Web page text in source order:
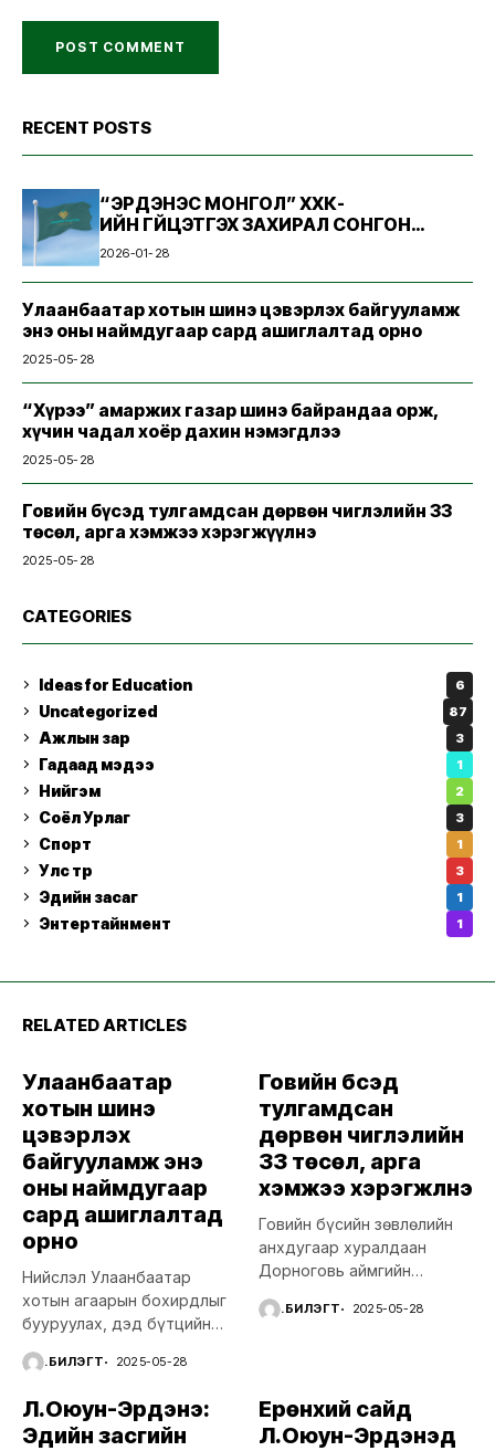
RECENT POSTS
“ЭРДЭНЭС МОНГОЛ” ХХК-
ИЙН ГҮЙЦЭТГЭХ ЗАХИРАЛ СОНГОН
ШАЛГАРУУЛАХ ЗАР
2026-01-28
Улаанбаатар хотын шинэ цэвэрлэх байгууламж
энэ оны наймдугаар сард ашиглалтад орно
2025-05-28
“Хүрээ” амаржих газар шинэ байрандаа орж,
хүчин чадал хоёр дахин нэмэгдлээ
2025-05-28
Говийн бүсэд тулгамдсан дөрвөн чиглэлийн 33
төсөл, арга хэмжээ хэрэгжүүлнэ
2025-05-28
CATEGORIES
Ideas for Education 6
Uncategorized 87
Ажлын зар 3
Гадаад мэдээ 1
Нийгэм 2
Соёл Урлаг 3
Спорт 1
Улс төр 3
Эдийн засаг 1
Энтертайнмент 1
RELATED ARTICLES
Улаанбаатар
хотын шинэ
цэвэрлэх
байгууламж энэ
оны наймдугаар
сард ашиглалтад
орно
Нийслэл Улаанбаатар
хотын агаарын бохирдлыг
бууруулах, дэд бүтцийн
төсөл, арга...
Ү.БИЛЭГТ 2025-05-28
Говийн бүсэд
тулгамдсан
дөрвөн чиглэлийн
33 төсөл, арга
хэмжээ хэрэгжүүлнэ
Говийн бүсийн зөвлөлийн
анхдугаар хуралдаан
Дорноговь аймгийн
Ерөнхий сайд...
Ү.БИЛЭГТ 2025-05-28
Л.Оюун-Эрдэнэ:
Эдийн засгийн
Ерөнхий сайд
Л.Оюун-Эрдэнэд